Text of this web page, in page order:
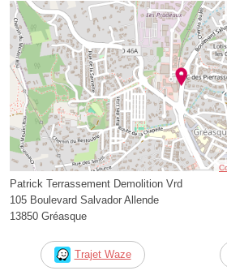
Patrick Terrassement Demolition Vrd
105 Boulevard Salvador Allende
13850 Gréasque
Trajet Waze